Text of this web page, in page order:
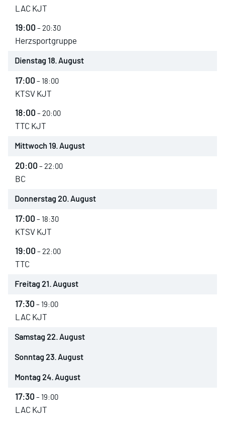
LAC KJT
19:00 – 20:30
Herzsportgruppe
Dienstag 18. August
17:00 – 18:00
KTSV KJT
18:00 – 20:00
TTC KJT
Mittwoch 19. August
20:00 – 22:00
BC
Donnerstag 20. August
17:00 – 18:30
KTSV KJT
19:00 – 22:00
TTC
Freitag 21. August
17:30 – 19:00
LAC KJT
Samstag 22. August
Sonntag 23. August
Montag 24. August
17:30 – 19:00
LAC KJT